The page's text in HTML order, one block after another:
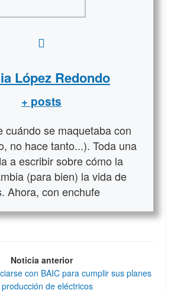
López Redondo
+ posts
cuándo se maquetaba con
no hace tanto...). Toda una
a escribir sobre cómo la
(para bien) la vida de
Ahora, con enchufe
Noticia anterior
con BAIC para cumplir sus planes
de eléctricos